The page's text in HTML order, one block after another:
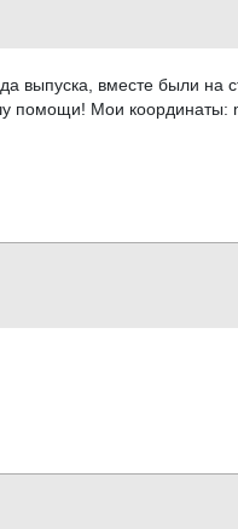
выпуска, вместе были на
помощи! Мои